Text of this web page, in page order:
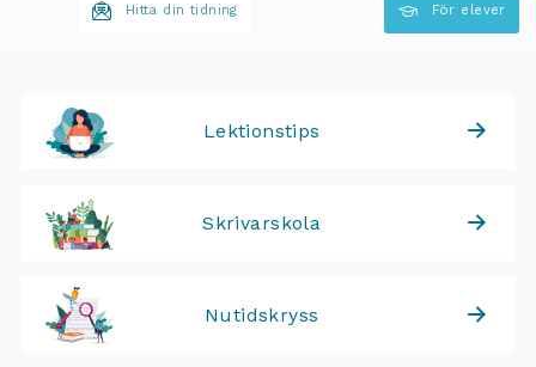
Hitta din tidning För elever
Lektionstips
Skrivarskola
Nutidskryss